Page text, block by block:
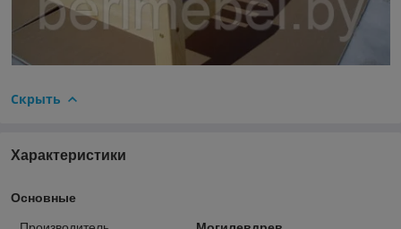
Скрыть
Характеристики
Основные